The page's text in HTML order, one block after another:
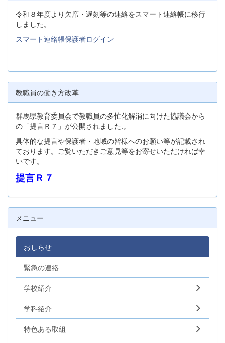
令和８年度より欠席・遅刻等の連絡をスマート連絡帳に移行
しました。
スマート連絡帳保護者ログイン
教職員の働き方改革
群馬県教育委員会で教職員の多忙化解消に向けた協議会から
の「提言Ｒ７」が公開されました.。
具体的な提言や保護者・地域の皆様へのお願い等が記載され
ております。ご覧いただきご意見等をお寄せいただければ幸
いです。
提言Ｒ７
メニュー
おしらせ
緊急の連絡
学校紹介
学科紹介
特色ある取組